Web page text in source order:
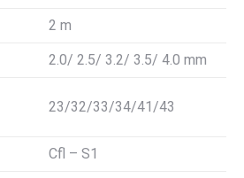
2 m
2.0/ 2.5/ 3.2/ 3.5/ 4.0 mm
23/32/33/34/41/43
Cfl – S1